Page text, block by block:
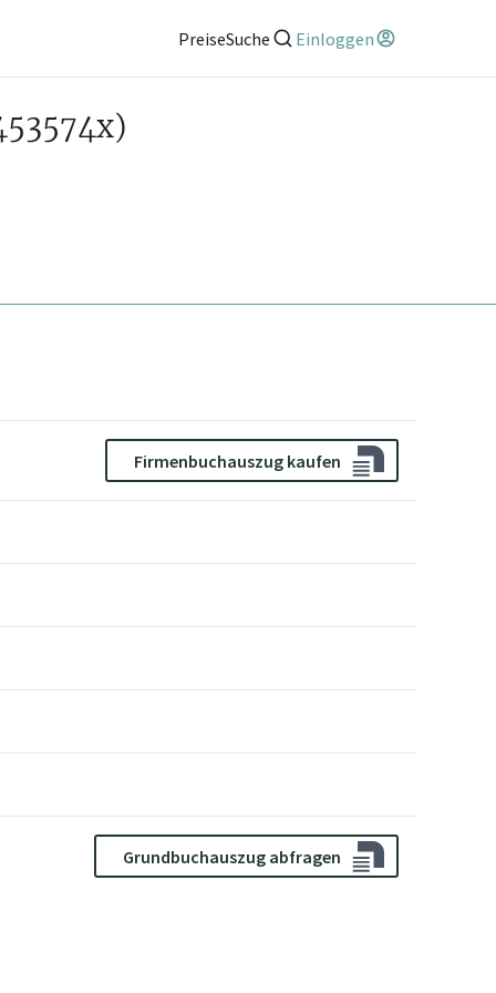
PreiseSuche Einloggen
Firmenbuchauszug kaufen
Grundbuchauszug abfragen